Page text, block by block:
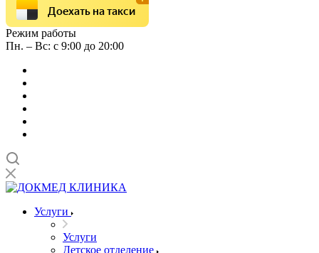
Доехать на такси
Режим работы
Пн. – Вс: с 9:00 до 20:00
Услуги
Услуги
Детское отделение